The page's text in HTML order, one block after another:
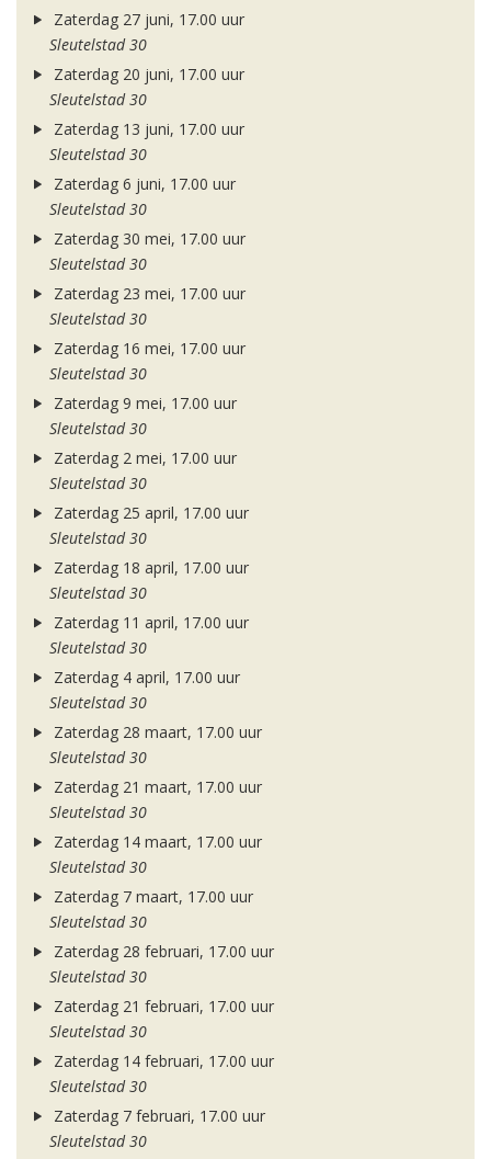
Zaterdag 27 juni, 17.00 uur
Sleutelstad 30
Zaterdag 20 juni, 17.00 uur
Sleutelstad 30
Zaterdag 13 juni, 17.00 uur
Sleutelstad 30
Zaterdag 6 juni, 17.00 uur
Sleutelstad 30
Zaterdag 30 mei, 17.00 uur
Sleutelstad 30
Zaterdag 23 mei, 17.00 uur
Sleutelstad 30
Zaterdag 16 mei, 17.00 uur
Sleutelstad 30
Zaterdag 9 mei, 17.00 uur
Sleutelstad 30
Zaterdag 2 mei, 17.00 uur
Sleutelstad 30
Zaterdag 25 april, 17.00 uur
Sleutelstad 30
Zaterdag 18 april, 17.00 uur
Sleutelstad 30
Zaterdag 11 april, 17.00 uur
Sleutelstad 30
Zaterdag 4 april, 17.00 uur
Sleutelstad 30
Zaterdag 28 maart, 17.00 uur
Sleutelstad 30
Zaterdag 21 maart, 17.00 uur
Sleutelstad 30
Zaterdag 14 maart, 17.00 uur
Sleutelstad 30
Zaterdag 7 maart, 17.00 uur
Sleutelstad 30
Zaterdag 28 februari, 17.00 uur
Sleutelstad 30
Zaterdag 21 februari, 17.00 uur
Sleutelstad 30
Zaterdag 14 februari, 17.00 uur
Sleutelstad 30
Zaterdag 7 februari, 17.00 uur
Sleutelstad 30